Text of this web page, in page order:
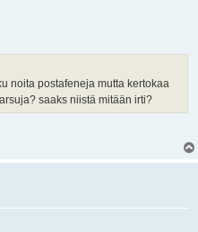
noita postafeneja mutta kertokaa
saaks niistä mitään irti?